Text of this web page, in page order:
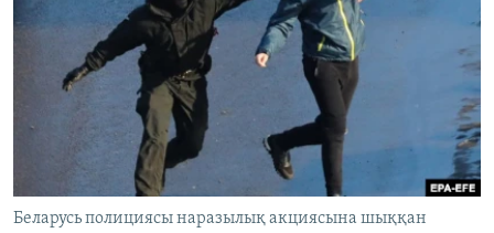
Русский
ЖАЗЫЛЫҢЫЗ
Басқа тілдерде
Беларусь полициясы наразылық акциясына шыққан